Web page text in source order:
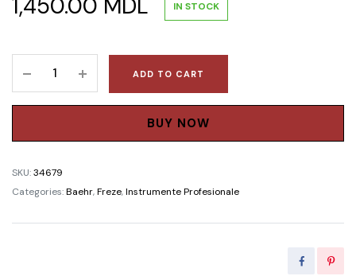
1,450.00 MDL IN STOCK
ABRASIVE,
MARO,
Ø
MM,
AMBALAT
ADD TO CART
BUY NOW
SKU:34679
Categories:Baehr,Freze,Instrumente Profesionale